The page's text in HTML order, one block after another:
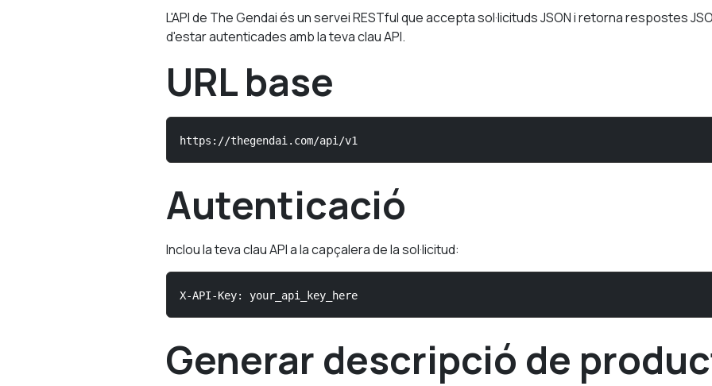
L'API de The Gendai és un servei RESTful que accepta sol·licituds JSON i retorna respostes
d'estar autenticades amb la teva clau API.
URL base
https://thegendai.com/api/v1
Autenticació
Inclou la teva clau API a la capçalera de la sol·licitud:
X-API-Key: your_api_key_here
Generar descripció de